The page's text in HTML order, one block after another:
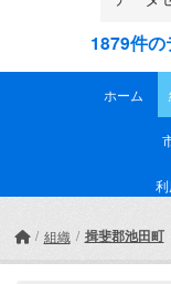
1879件
ホーム
組織 揖斐郡池田町